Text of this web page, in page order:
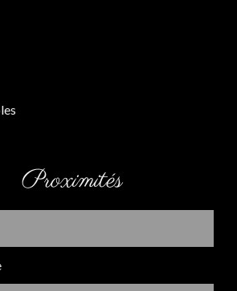
Proximités